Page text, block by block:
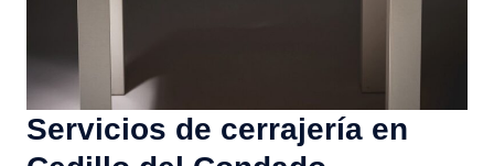
Servicios de cerrajería en